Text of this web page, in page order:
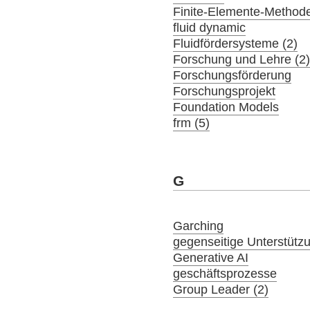
Finite-Elemente-
fluid dynamic
Fluidfördersysteme (2)
Forschung und Lehre (2)
Forschungsförderung
Forschungsprojekt
Foundation Models
frm (5)
G
Garching
gegenseitige
Generative AI
geschäftsprozesse
Group Leader (2)